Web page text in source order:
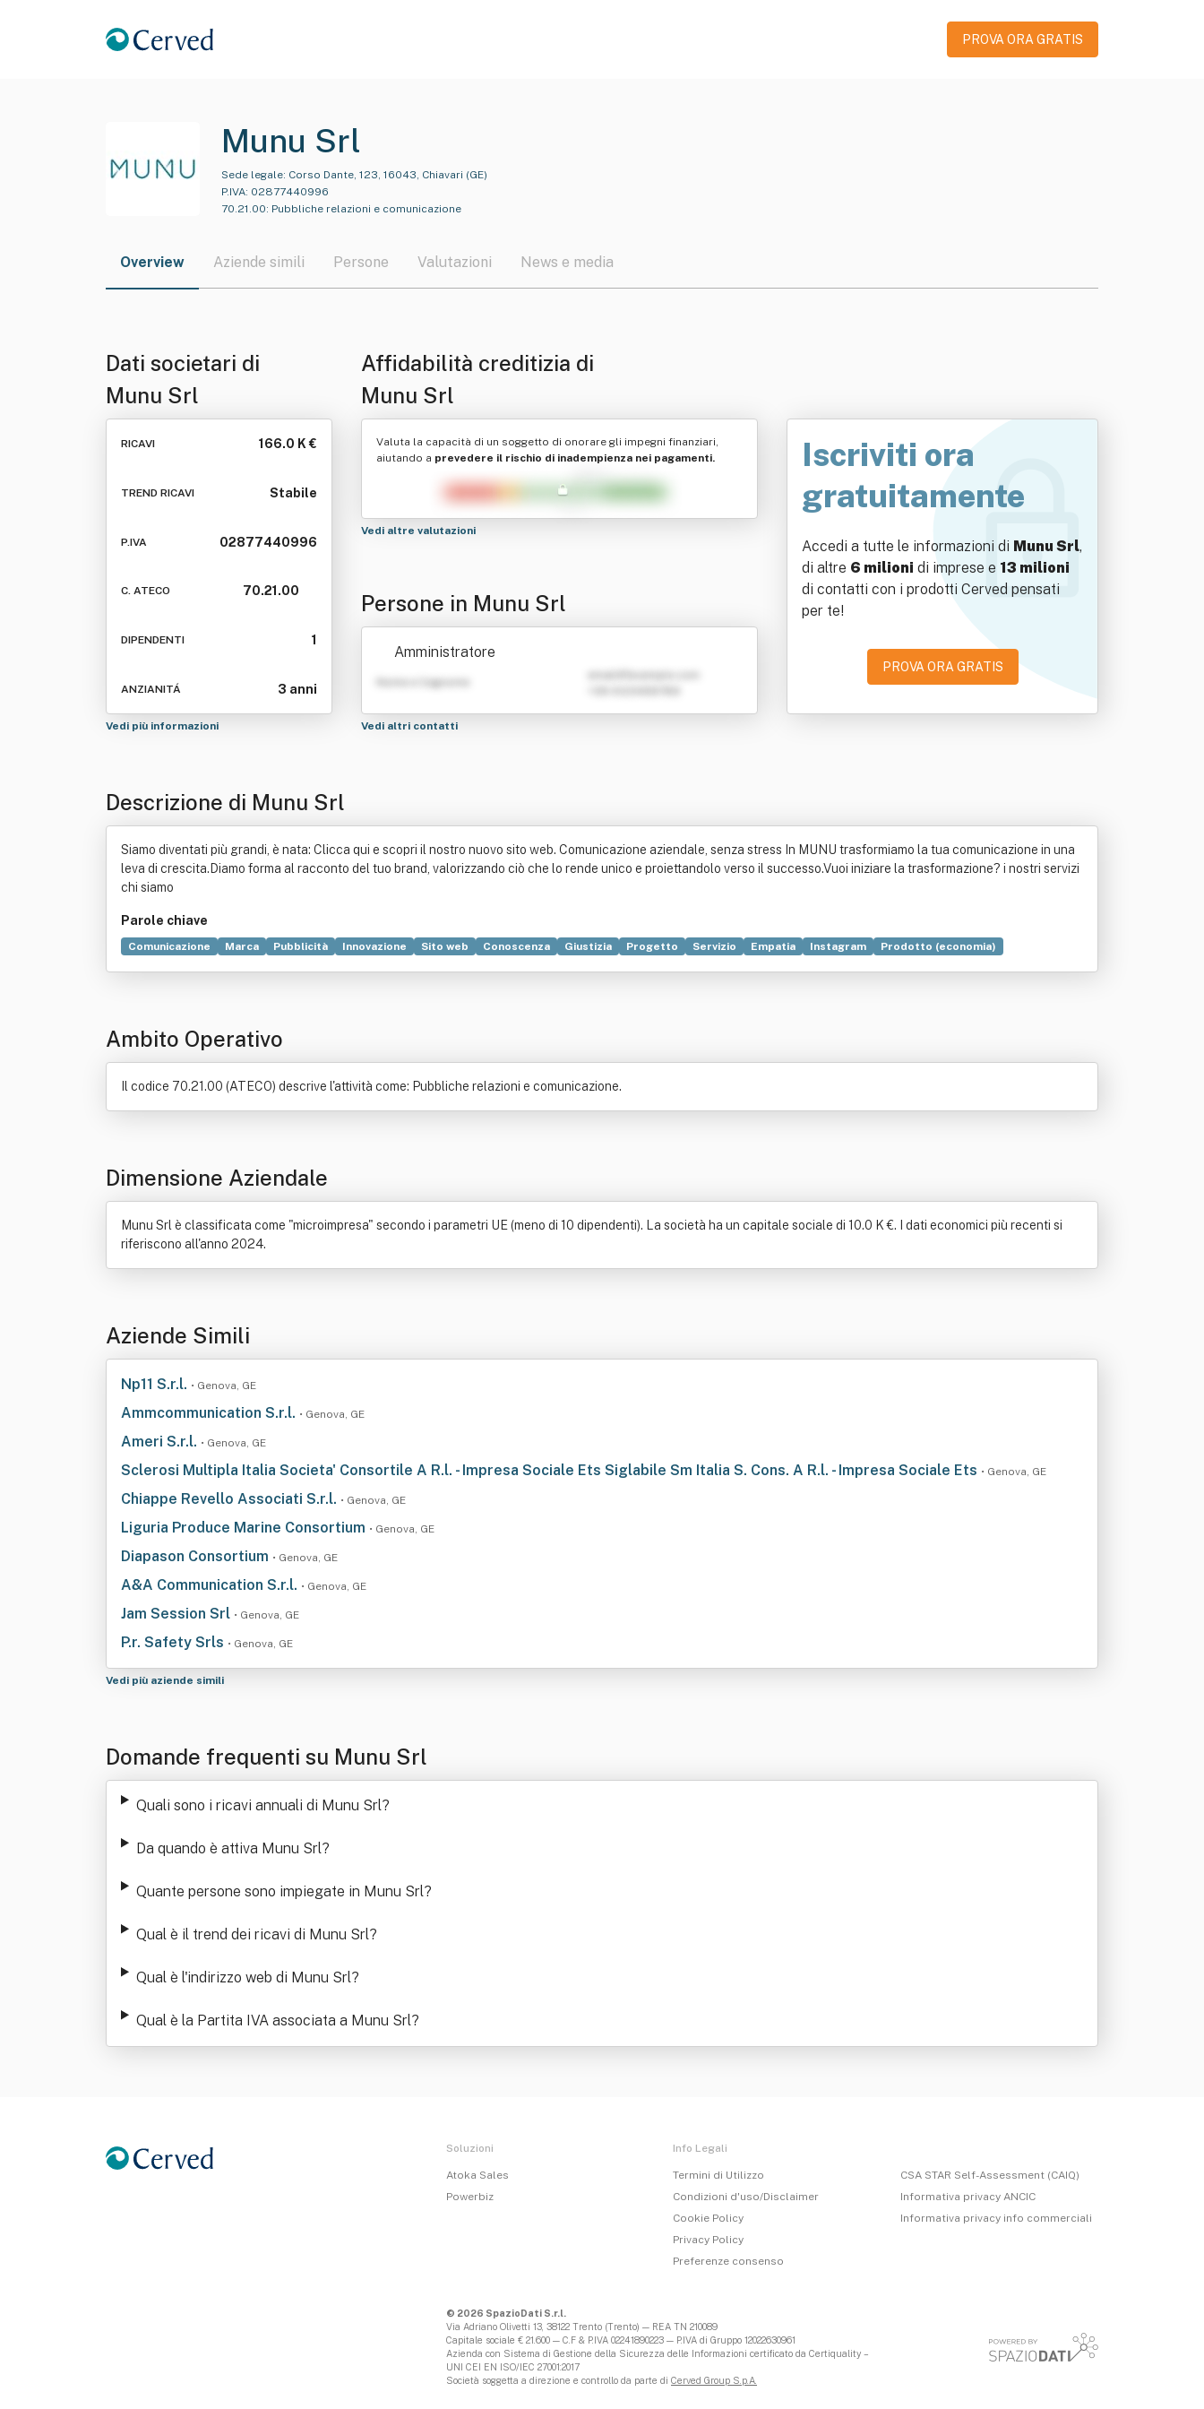
PROVA ORA GRATIS
Munu Srl
Sede legale: Corso Dante, 123, 16043, Chiavari (GE)
P.IVA: 02877440996
70.21.00: Pubbliche relazioni e comunicazione
Overview Aziende simili Persone Valutazioni News e media
Dati societari di
Munu Srl
RICAVI 166.0 K €
TREND RICAVI Stabile
P.IVA 02877440996
C. ATECO 70.21.00
DIPENDENTI 1
ANZIANITÁ 3 anni
Vedi più informazioni
Affidabilità creditizia di
Munu Srl
Valuta la capacità di un soggetto di onorare gli impegni finanziari,
aiutando a prevedere il rischio di inadempienza nei pagamenti.
Vedi altre valutazioni
Persone in Munu Srl
Amministratore
Nome e Cognome
Vedi altri contatti
Iscriviti ora
gratuitamente
Accedi a tutte le informazioni di Munu Srl,
di altre 6 milioni di imprese e 13 milioni
di contatti con i prodotti Cerved pensati
per te!
PROVA ORA GRATIS
Descrizione di Munu Srl
Siamo diventati più grandi, è nata: Clicca qui e scopri il nostro nuovo sito web. Comunicazione aziendale, senza stress In MUNU trasformiamo la tua comunicazione in una
leva di crescita.Diamo forma al racconto del tuo brand, valorizzando ciò che lo rende unico e proiettandolo verso il successo.Vuoi iniziare la trasformazione? i nostri servizi
chi siamo
Parole chiave
Comunicazione Marca Pubblicità Innovazione Sito web Conoscenza Giustizia Progetto Servizio Empatia Instagram
Prodotto (economia)
Ambito Operativo
Il codice 70.21.00 (ATECO) descrive l'attività come: Pubbliche relazioni e comunicazione.
Dimensione Aziendale
Munu Srl è classificata come "microimpresa" secondo i parametri UE (meno di 10 dipendenti). La società ha un capitale sociale di 10.0 K €. I dati economici più recenti si
riferiscono all'anno 2024.
Aziende Simili
Np11 S.r.l. • Genova, GE
Ammcommunication S.r.l. • Genova, GE
Ameri S.r.l. • Genova, GE
Sclerosi Multipla Italia Societa' Consortile A R.l. - Impresa Sociale Ets Siglabile Sm Italia S. Cons. A R.l. - Impresa Sociale Ets • Genova, GE
Chiappe Revello Associati S.r.l. • Genova, GE
Liguria Produce Marine Consortium • Genova, GE
Diapason Consortium • Genova, GE
A&A Communication S.r.l. • Genova, GE
Jam Session Srl • Genova, GE
P.r. Safety Srls • Genova, GE
Vedi più aziende simili
Domande frequenti su Munu Srl
Quali sono i ricavi annuali di Munu Srl?
Da quando è attiva Munu Srl?
Quante persone sono impiegate in Munu Srl?
Qual è il trend dei ricavi di Munu Srl?
Qual è l'indirizzo web di Munu Srl?
Qual è la Partita IVA associata a Munu Srl?
Soluzioni
Atoka Sales
Powerbiz
Info Legali
Termini di Utilizzo
Condizioni d'uso/Disclaimer
Cookie Policy
Privacy Policy
Preferenze consenso
CSA STAR Self-Assessment (CAIQ)
Informativa privacy ANCIC
Informativa privacy info commerciali
© 2026 SpazioDati S.r.l.
Via Adriano Olivetti 13, 38122 Trento (Trento) — REA TN 210089
Capitale sociale € 21.600 — C.F & P.IVA 02241890223 — P.IVA di Gruppo 12022630961
Azienda con Sistema di Gestione della Sicurezza delle Informazioni certificato da Certiquality –
UNI CEI EN ISO/IEC 27001:2017
Società soggetta a direzione e controllo da parte di Cerved Group S.p.A.